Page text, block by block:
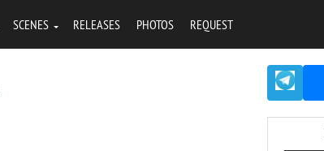
SCENES RELEASES PHOTOS REQUEST